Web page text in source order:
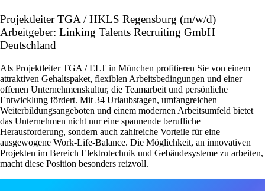
Projektleiter TGA / HKLS Regensburg (m/w/d)
Arbeitgeber: Linking Talents Recruiting GmbH
Deutschland
Als Projektleiter TGA / ELT in München profitieren Sie von einem
attraktiven Gehaltspaket, flexiblen Arbeitsbedingungen und einer
offenen Unternehmenskultur, die Teamarbeit und persönliche
Entwicklung fördert. Mit 34 Urlaubstagen, umfangreichen
Weiterbildungsangeboten und einem modernen Arbeitsumfeld bietet
das Unternehmen nicht nur eine spannende berufliche
Herausforderung, sondern auch zahlreiche Vorteile für eine
ausgewogene Work-Life-Balance. Die Möglichkeit, an innovativen
Projekten im Bereich Elektrotechnik und Gebäudesysteme zu arbeiten,
macht diese Position besonders reizvoll.